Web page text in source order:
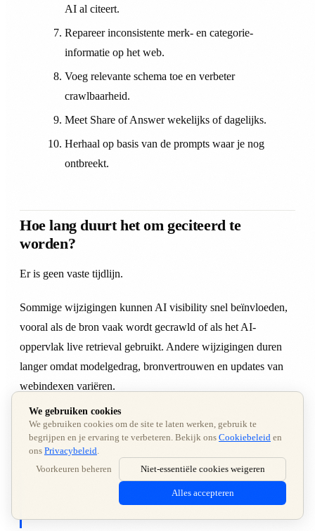
AI al citeert.
Repareer inconsistente merk- en categorie-
informatie op het web.
Voeg relevante schema toe en verbeter
crawlbaarheid.
Meet Share of Answer wekelijks of dagelijks.
Herhaal op basis van de prompts waar je nog
ontbreekt.
Hoe lang duurt het om geciteerd te
worden?
Er is geen vaste tijdlijn.
Sommige wijzigingen kunnen AI visibility snel beïnvloeden,
vooral als de bron vaak wordt gecrawld of als het AI-
oppervlak live retrieval gebruikt. Andere wijzigingen duren
langer omdat modelgedrag, bronvertrouwen en updates van
webindexen variëren.
De betere vraag is niet “wanneer citeert ChatGPT ons?”. Het
Creëren we het soort publiek bewijs dat ChatGPT nodig
zou hebben om ons te citeren?
We gebruiken cookies
We gebruiken cookies om de site te laten werken, gebruik te
begrijpen en je ervaring te verbeteren. Bekijk ons Cookiebeleid en
ons Privacybeleid.
Voorkeuren beheren
Niet-essentiële cookies weigeren
Alles accepteren